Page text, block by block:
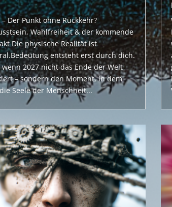
– Der Punkt ohne Rückkehr?
Wahlfreiheit & der kommende
Die physische Realität ist
entsteht erst durch dich.
wenn 2027 nicht das Ende der Welt
– sondern den Moment, in dem
Seele der Menschheit...